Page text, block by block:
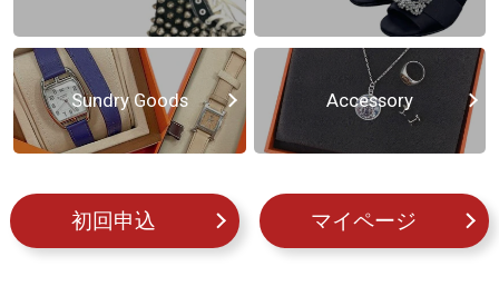
Sundry Goods Accessory
初回申込 マイページ